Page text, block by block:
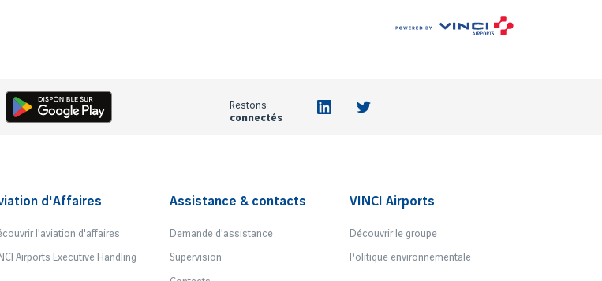
Restons
connectés
d'Affaires
l'aviation d'affaires
Airports Executive Handling
Assistance & contacts
Demande d'assistance
Supervision
VINCI Airports
Découvrir le groupe
Politique environnementale